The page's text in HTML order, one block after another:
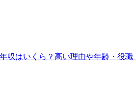
収はいくら？高い理由や年齢・役職